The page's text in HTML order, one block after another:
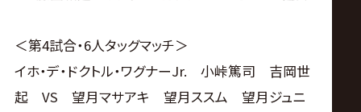
＜第4試合・6人タッグマッチ＞
イホ・デ・ドクトル・ワグナーJr. 小峠篤司 吉岡世
起 VS 望月マサアキ 望月ススム 望月ジュニ